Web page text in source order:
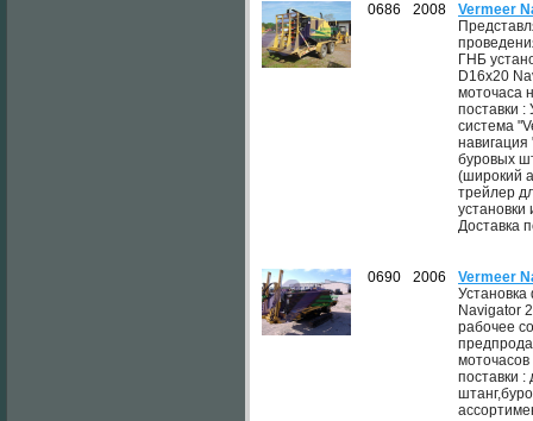
0686 2008
Vermeer
ГНБ
D16x20
моточаса
поставки :
система
буровых
(широкий
трейлер
установки
Доставка
0690 2006
Vermeer
Navigator
рабочее
поставки